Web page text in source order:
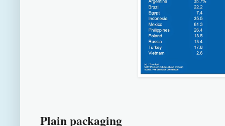
Plain packaging